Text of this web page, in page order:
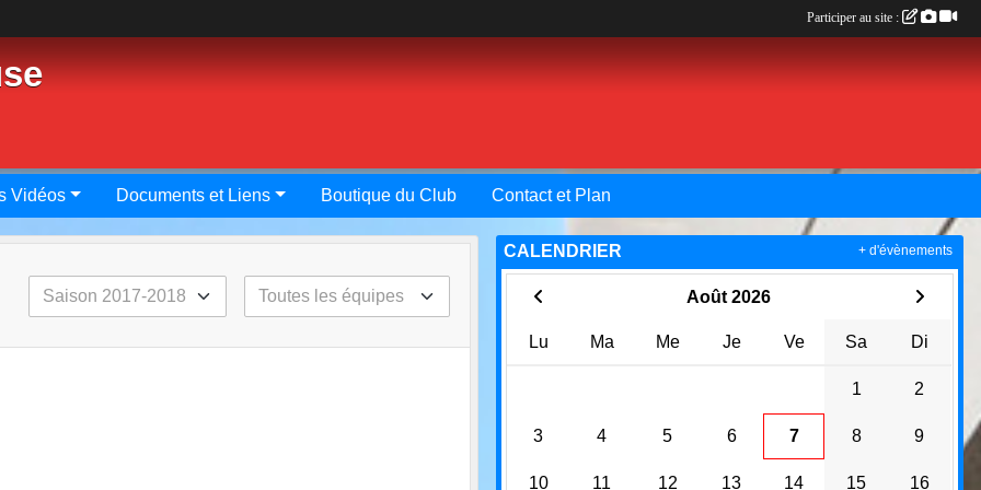
Vidéos Documents et Liens Boutique du Club Contact et Plan
CALENDRIER
Août 2026
Lu Ma Me Je Ve Sa Di
1 2
3 4 5 6 7 8 9
10 11 12 13 14 15 16
+ d'évènements
Participer au site :